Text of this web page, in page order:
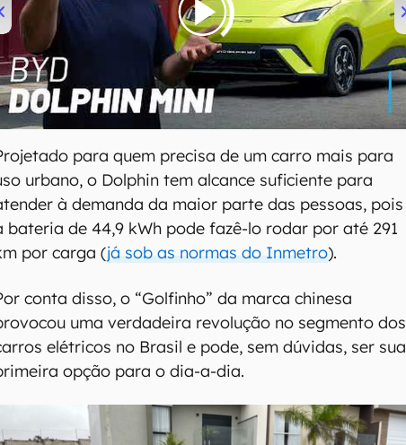
00:00/04:07
para quem precisa de um carro mais para
urbano, o Dolphin tem alcance suficiente para
à demanda da maior parte das pessoas, pois
bateria de 44,9 kWh pode fazê-lo rodar por até 291
por carga (já sob as normas do Inmetro).
conta disso, o “Golfinho” da marca chinesa
uma verdadeira revolução no segmento dos
elétricos no Brasil e pode, sem dúvidas, ser sua
opção para o dia-a-dia.